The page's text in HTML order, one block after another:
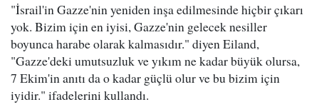
"İsrail'in Gazze'nin yeniden inşa edilmesinde hiçbir çıkarı
yok. Bizim için en iyisi, Gazze'nin gelecek nesiller
boyunca harabe olarak kalmasıdır." diyen Eiland,
"Gazze'deki umutsuzluk ve yıkım ne kadar büyük olursa,
7 Ekim'in anıtı da o kadar güçlü olur ve bu bizim için
iyidir." ifadelerini kullandı.